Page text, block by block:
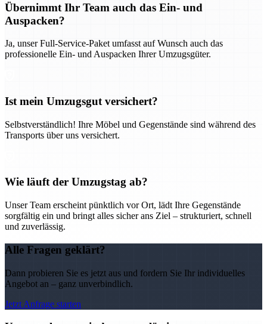
Übernimmt Ihr Team auch das Ein- und
Auspacken?
Ja, unser Full-Service-Paket umfasst auf Wunsch auch das
professionelle Ein- und Auspacken Ihrer Umzugsgüter.
Ist mein Umzugsgut versichert?
Selbstverständlich! Ihre Möbel und Gegenstände sind während des
Transports über uns versichert.
Wie läuft der Umzugstag ab?
Unser Team erscheint pünktlich vor Ort, lädt Ihre Gegenstände
sorgfältig ein und bringt alles sicher ans Ziel – strukturiert, schnell
und zuverlässig.
Alle Fragen geklärt?
Dann probieren Sie es jetzt aus und fordern Sie Ihr individuelles
Angebot an – ganz unverbindlich.
Jetzt Anfrage starten